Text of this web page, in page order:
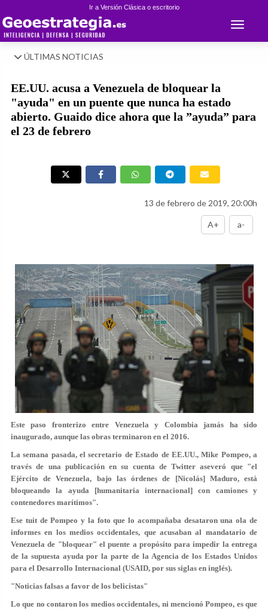
Ir a Versión Clásica o escritorio
Toggle
ÚLTIMAS NOTICIAS
EE.UU. acusa a Venezuela de bloquear la
"ayuda" en un puente que nunca ha estado
abierto. Guaido dice ahora que la ”ayuda” para
el 23 de febrero
13 de febrero de 2019, 20:00h
A+ a-
Este paso fronterizo entre Venezuela y Colombia jamás ha sido
inaugurado, aunque las obras terminaron en el 2016.
La semana pasada, el secretario de Estado de EE.UU., Mike Pompeo, a
través de una publicación en su cuenta de Twitter aseveró que "el
Ejército de Venezuela, bajo las órdenes de [Nicolás] Maduro, está
bloqueando la ayuda [humanitaria internacional] con camiones y
contenedores marítimos".
Ese tuit de Pompeo y la foto que lo acompañaba desataron una ola de
informes en los medios occidentales, que acusaban al mandatario de
Venezuela de "bloquear" el puente a propósito para impedir la entrega
de la supuesta ayuda por la parte de la Agencia de los Estados Unidos
para el Desarrollo Internacional (USAID, por sus siglas en inglés).
"Noticias falsas a favor de los belicistas"
Lo que no contaron los medios occidentales, ni mencionó Pompeo, es que